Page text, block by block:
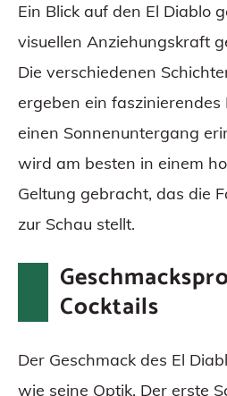
Ein Blick auf den El Diablo
visuellen Anziehungskraft
Die verschiedenen
ergeben ein faszinierendes
einen Sonnenuntergang
wird am besten in einem
Geltung gebracht, das die
zur Schau stellt.
Cocktails
Der Geschmack des El
wie seine Optik. Der erste